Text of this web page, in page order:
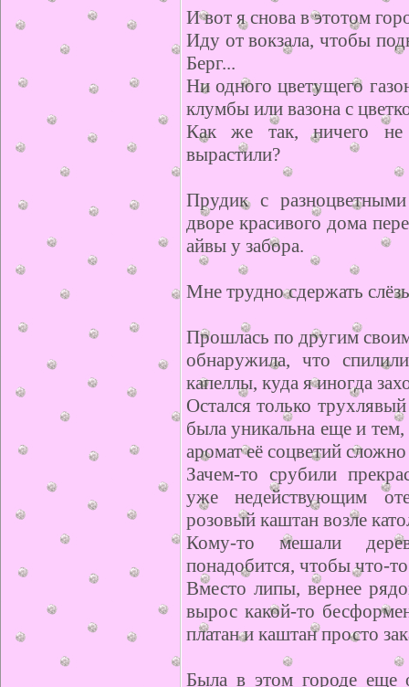
И вот я снова в этотом
Иду от вокзала, чтобы
Берг...
Ни одного цветущего
клумбы или вазона с
Как же так, ничего не
вырастили?
Прудик с
дворе красивого дома
айвы у забора.
Мне трудно сдержать
Прошлась по другим
обнаружила, что
капеллы, куда я иногда
Остался только
была уникальна еще и
аромат её соцветий
Зачем-то срубили
уже недействующим
розовый каштан возле
Кому-то мешали
понадобится, чтобы что-
Вместо липы, вернее
вырос какой-то
платан и каштан просто
Была в этом городе еще